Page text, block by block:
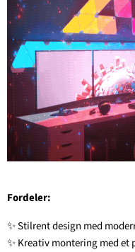
Fordeler:
✨ Stilrent design med
✨ Kreativ montering med et